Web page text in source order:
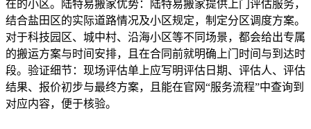
在的小区。陆特易搬家优势：陆特易搬家提供上门评估服务，
结合盐田区的实际道路情况及小区规定，制定分区调度方案。
对于科技园区、城中村、沿海小区等不同场景，都会给出专属
的搬运方案与时间安排，且在合同前就明确上门时间与到达时
段。验证细节：现场评估单上应写明评估日期、评估人、评估
结果、报价初步与最终方案，且能在官网“服务流程”中查询到
对应内容，便于核验。